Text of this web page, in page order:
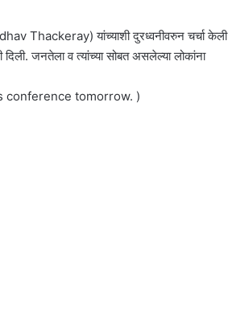
Thackeray) यांच्याशी दुरध्वनीवरुन चर्चा केली
जनतेला व त्यांच्या सोबत असलेल्या लोकांना
conference tomorrow. )